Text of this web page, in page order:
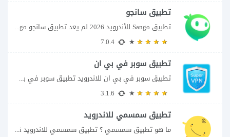
تطبيق سانجو
تطبيق Sango للأندرويد 2026 لم يعد تطبيق سانجو Sango مجرد مساحة لإرسال الرسائل أو...
تطبيق سوبر في بي ان
تطبيق سوبر في بي ان للاندرويد تطبيق سوبر في بي ان من تطبيقات الشبكات...
تطبيق سمسمي للاندرويد
ما هو تطبيق سمسمي ؟ تطبيق سمسمي للاندرويد SimSimi هو برنامج دردشة افتراضية يسمح...